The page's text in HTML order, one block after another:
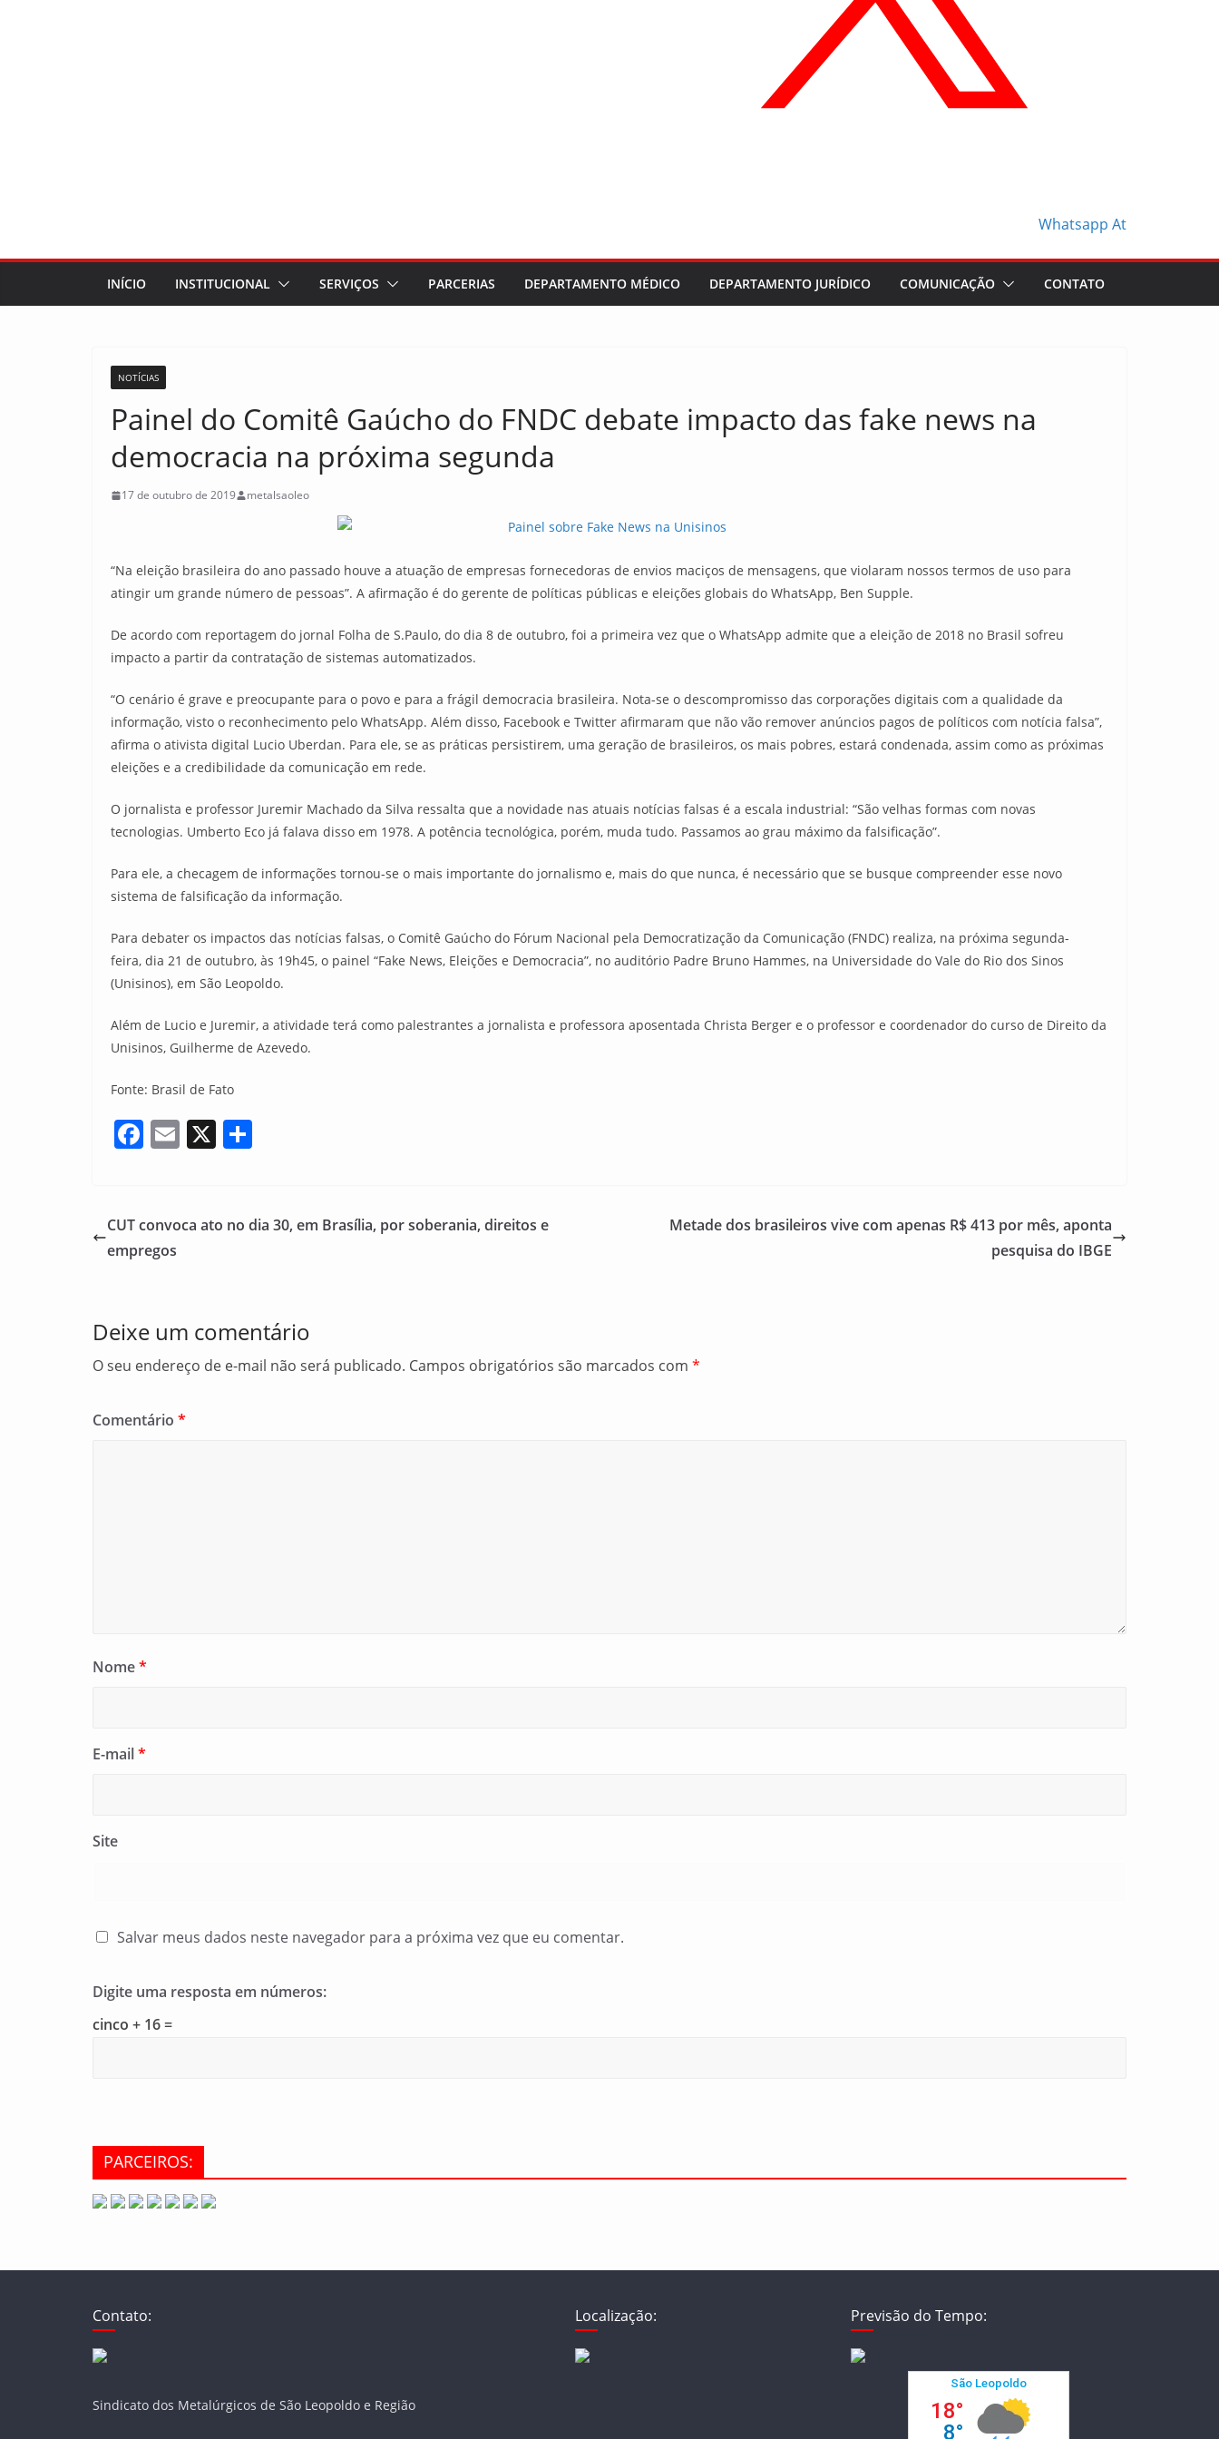
Whatsapp At
INÍCIO INSTITUCIONAL SERVIÇOS PARCERIAS DEPARTAMENTO MÉDICO DEPARTAMENTO JURÍDICO COMUNICAÇÃO CONTATO
NOTÍCIAS
Painel do Comitê Gaúcho do FNDC debate impacto das fake news na
democracia na próxima segunda
17 de outubro de 2019 metalsaoleo
“Na eleição brasileira do ano passado houve a atuação de empresas fornecedoras de envios maciços de mensagens, que violaram nossos termos de uso para
atingir um grande número de pessoas”. A afirmação é do gerente de políticas públicas e eleições globais do WhatsApp, Ben Supple.
De acordo com reportagem do jornal Folha de S.Paulo, do dia 8 de outubro, foi a primeira vez que o WhatsApp admite que a eleição de 2018 no Brasil sofreu
impacto a partir da contratação de sistemas automatizados.
“O cenário é grave e preocupante para o povo e para a frágil democracia brasileira. Nota-se o descompromisso das corporações digitais com a qualidade da
informação, visto o reconhecimento pelo WhatsApp. Além disso, Facebook e Twitter afirmaram que não vão remover anúncios pagos de políticos com notícia falsa”,
afirma o ativista digital Lucio Uberdan. Para ele, se as práticas persistirem, uma geração de brasileiros, os mais pobres, estará condenada, assim como as próximas
eleições e a credibilidade da comunicação em rede.
O jornalista e professor Juremir Machado da Silva ressalta que a novidade nas atuais notícias falsas é a escala industrial: “São velhas formas com novas
tecnologias. Umberto Eco já falava disso em 1978. A potência tecnológica, porém, muda tudo. Passamos ao grau máximo da falsificação”.
Para ele, a checagem de informações tornou-se o mais importante do jornalismo e, mais do que nunca, é necessário que se busque compreender esse novo
sistema de falsificação da informação.
Para debater os impactos das notícias falsas, o Comitê Gaúcho do Fórum Nacional pela Democratização da Comunicação (FNDC) realiza, na próxima segunda-
feira, dia 21 de outubro, às 19h45, o painel “Fake News, Eleições e Democracia”, no auditório Padre Bruno Hammes, na Universidade do Vale do Rio dos Sinos
(Unisinos), em São Leopoldo.
Além de Lucio e Juremir, a atividade terá como palestrantes a jornalista e professora aposentada Christa Berger e o professor e coordenador do curso de Direito da
Unisinos, Guilherme de Azevedo.
Fonte: Brasil de Fato
F
e
b
k
E
l
X
e
CUT convoca ato no dia 30, em Brasília, por soberania, direitos e
empregos
Metade dos brasileiros vive com apenas R$ 413 por mês, aponta
pesquisa do IBGE
Deixe um comentário
O seu endereço de e-mail não será publicado. Campos obrigatórios são marcados com *
Comentário *
Nome*
E-mail*
Site
Salvar meus dados neste navegador para a próxima vez que eu comentar.
Digite uma resposta em números:
cinco + 16 =
PARCEIROS:
Contato:
Sindicato dos Metalúrgicos de São Leopoldo e Região
Localização: Previsão do Tempo: